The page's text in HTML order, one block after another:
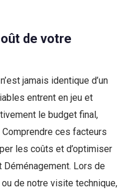
de votre
jamais identique d’un
entrent en jeu et
le budget final,
ces facteurs
les coûts et d’optimiser
Lors de
de notre visite technique,